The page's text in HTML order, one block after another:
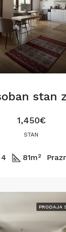
1,450€
STAN
4 81m²
PRODAJA